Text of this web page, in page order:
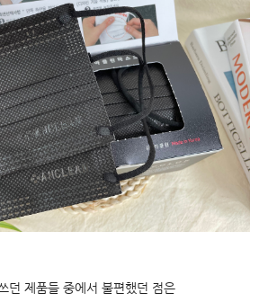
던 제품들 중에서 불편했던 점은